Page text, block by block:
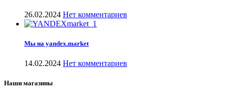
26.02.2024 Нет комментариев
Мы на yandex.market
14.02.2024 Нет комментариев
Наши магазины